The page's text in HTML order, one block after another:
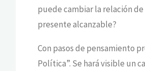
puede cambiar la relación
presente alcanzable?
Con pasos de pensamiento
Política”. Se hará visible un